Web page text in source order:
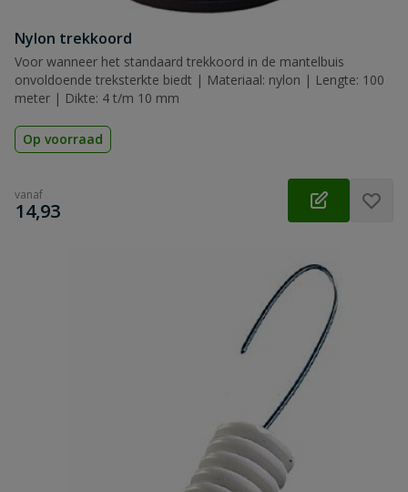
Nylon trekkoord
Voor wanneer het standaard trekkoord in de mantelbuis
onvoldoende treksterkte biedt | Materiaal: nylon | Lengte: 100
meter | Dikte: 4 t/m 10 mm
Op voorraad
vanaf
€
14,93